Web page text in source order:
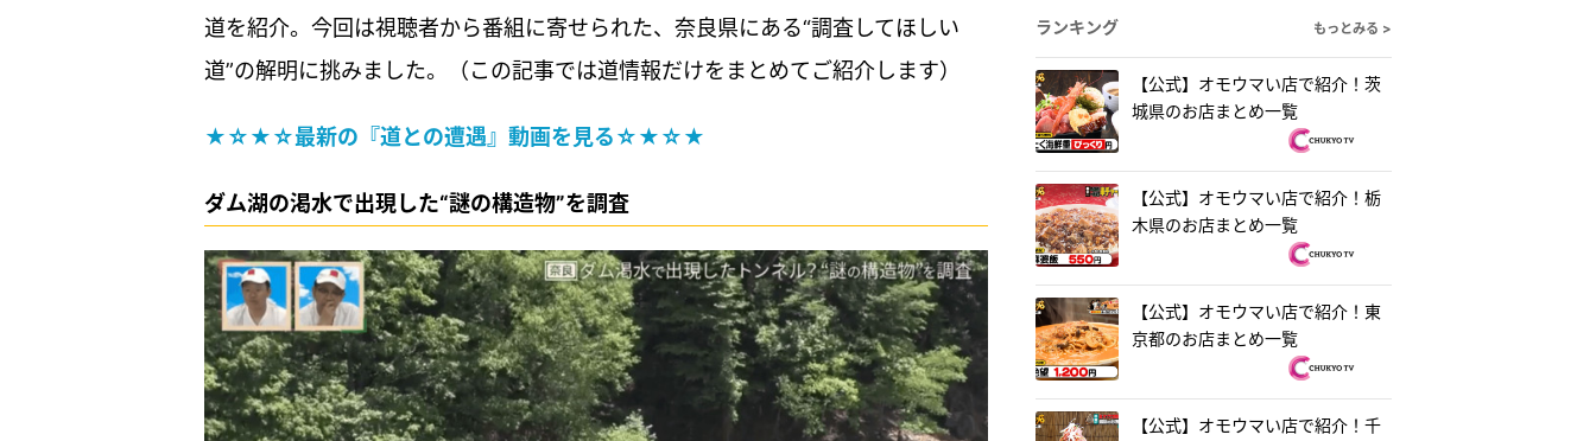
道を紹介。今回は視聴者から番組に寄せられた、奈良県にある“調査してほしい
道”の解明に挑みました。（この記事では道情報だけをまとめてご紹介します）
★☆★☆最新の『道との遭遇』動画を見る☆★☆★
ダム湖の渇水で出現した“謎の構造物”を調査
ランキング
もっとみる >
【公式】オモウマい店で紹介！茨
城県のお店まとめ一覧
【公式】オモウマい店で紹介！栃
木県のお店まとめ一覧
【公式】オモウマい店で紹介！東
京都のお店まとめ一覧
【公式】オモウマい店で紹介！千